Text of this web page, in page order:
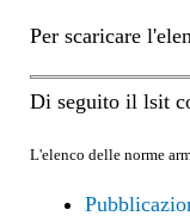
Per scaricare
Di seguito il lsit
L'elenco delle norme